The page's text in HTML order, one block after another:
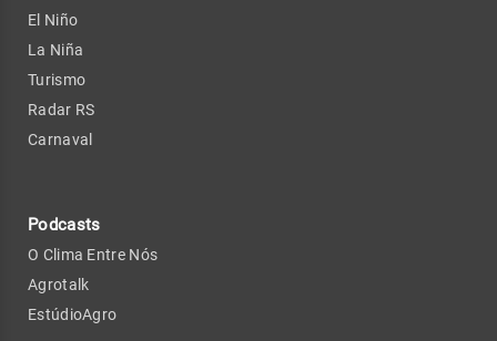
El Niño
La Niña
Turismo
Radar RS
Carnaval
Podcasts
O Clima Entre Nós
Agrotalk
EstúdioAgro